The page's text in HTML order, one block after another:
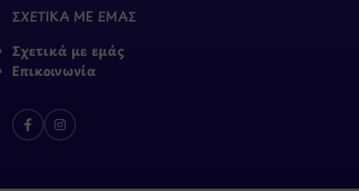
ΣΧΕΤΙΚΑ ΜΕ ΕΜΑΣ
Σχετικά με εμάς
Επικοινωνία